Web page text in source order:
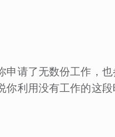
申请了无数份工作，
你利用没有工作的这段